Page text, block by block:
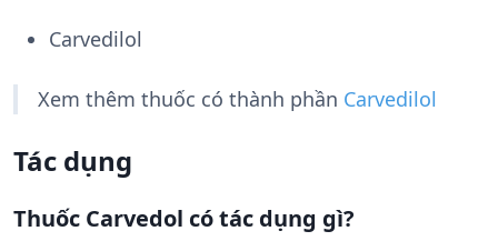
Carvedilol
Xem thêm thuốc có thành phần Carvedilol
Tác dụng
Thuốc Carvedol có tác dụng gì?